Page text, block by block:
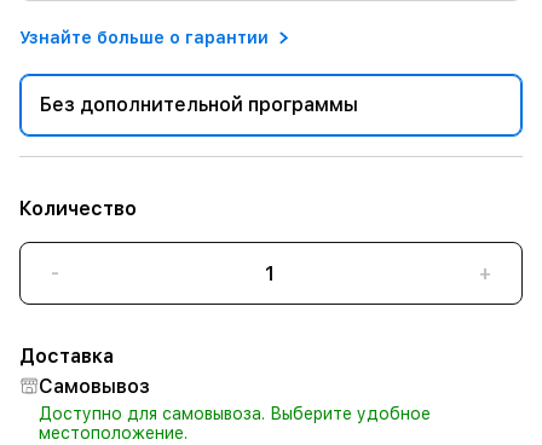
Узнайте больше о гарантии
Без дополнительной программы
Количество
- +
Доставка
Самовывоз
Доступно для самовывоза. Выберите удобное
местоположение.